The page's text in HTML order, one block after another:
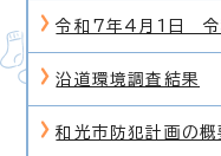
令和7年4月1日 令
沿道環境調査結果
和光市防犯計画の概